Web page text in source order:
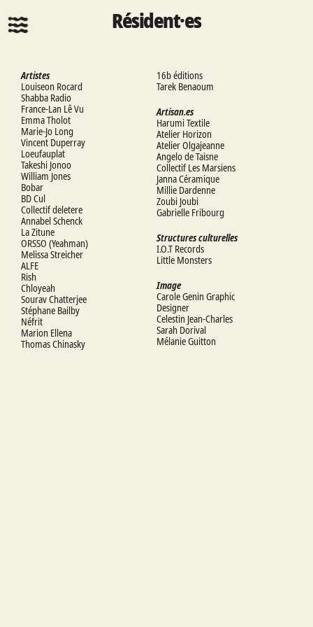
Résident·es
Artistes
Louiseon Rocard
Shabba Radio
France-Lan Lê Vu
Emma Tholot
Marie-Jo Long
Vincent Duperray
Loeufauplat
Takeshi Jonoo
William Jones
Bobar
BD Cul
Collectif deletere
Annabel Schenck
La Zitune
ORSSO (Yeahman)
Melissa Streicher
ALFE
Rish
Chloyeah
Sourav Chatterjee
Stéphane Bailby
Néfrit
Marion Ellena
Thomas Chinasky
16b éditions
Tarek Benaoum
Artisan.es
Harumi Textile
Atelier Horizon
Atelier Olgajeanne
Angelo de Taisne
Collectif Les Marsiens
Janna Céramique
Millie Dardenne
Zoubi Joubi
Gabrielle Fribourg
Structures culturelles
I.O.T Records
Little Monsters
Image
Carole Genin Graphic
Designer
Celestin Jean-Charles
Sarah Dorival
Mélanie Guitton